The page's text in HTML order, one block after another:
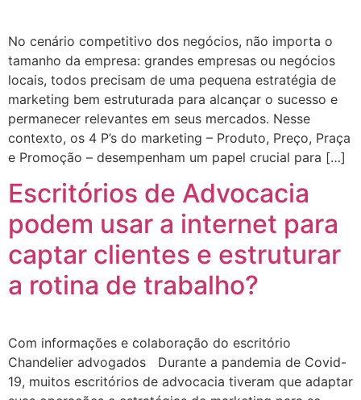
No cenário competitivo dos negócios, não importa o
tamanho da empresa: grandes empresas ou negócios
locais, todos precisam de uma pequena estratégia de
marketing bem estruturada para alcançar o sucesso e
permanecer relevantes em seus mercados. Nesse
contexto, os 4 P’s do marketing – Produto, Preço, Praça
e Promoção – desempenham um papel crucial para […]
Escritórios de Advocacia
podem usar a internet para
captar clientes e estruturar
a rotina de trabalho?
Com informações e colaboração do escritório
Chandelier advogados Durante a pandemia de Covid-
19, muitos escritórios de advocacia tiveram que adaptar